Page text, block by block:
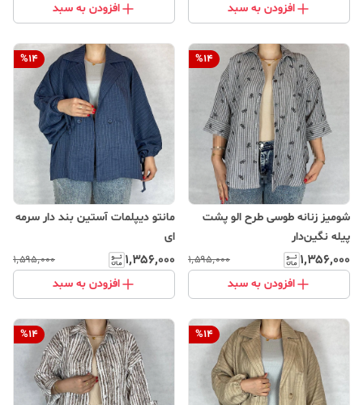
افزودن به سبد افزودن به سبد
%14
شومیز زنانه طوسی طرح الو پشت
پیله نگین‌دار
۱٬۳۵۶٬۰۰۰ ۱٬۵۹۵٬۰۰۰
افزودن به سبد
%14
مانتو دیپلمات آستین بند دار سرمه
ای
۱٬۳۵۶٬۰۰۰ ۱٬۵۹۵٬۰۰۰
افزودن به سبد
%14
%14